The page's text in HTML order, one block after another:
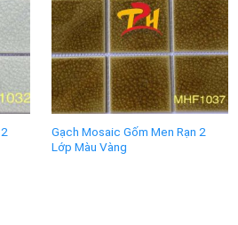
Gạch Mosaic Gốm Men Rạn 2
Lớp Màu Vàng